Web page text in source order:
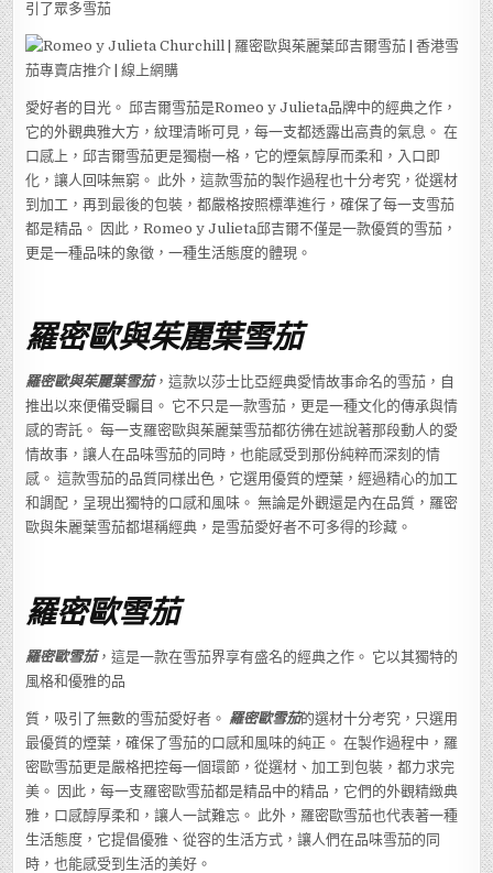
引了眾多雪茄
愛好者的目光。 邱吉爾雪茄是Romeo y Julieta品牌中的經典之作，
它的外觀典雅大方，紋理清晰可見，每一支都透露出高貴的氣息。 在
口感上，邱吉爾雪茄更是獨樹一格，它的煙氣醇厚而柔和，入口即
化，讓人回味無窮。 此外，這款雪茄的製作過程也十分考究，從選材
到加工，再到最後的包裝，都嚴格按照標準進行，確保了每一支雪茄
都是精品。 因此，Romeo y Julieta邱吉爾不僅是一款優質的雪茄，
更是一種品味的象徵，一種生活態度的體現。
羅密歐與茱麗葉雪茄
羅密歐與茱麗葉雪茄，這款以莎士比亞經典愛情故事命名的雪茄，自
推出以來便備受矚目。 它不只是一款雪茄，更是一種文化的傳承與情
感的寄託。 每一支羅密歐與茱麗葉雪茄都彷彿在述說著那段動人的愛
情故事，讓人在品味雪茄的同時，也能感受到那份純粹而深刻的情
感。 這款雪茄的品質同樣出色，它選用優質的煙葉，經過精心的加工
和調配，呈現出獨特的口感和風味。 無論是外觀還是內在品質，羅密
歐與朱麗葉雪茄都堪稱經典，是雪茄愛好者不可多得的珍藏。
羅密歐雪茄
羅密歐雪茄，這是一款在雪茄界享有盛名的經典之作。 它以其獨特的
風格和優雅的品
質，吸引了無數的雪茄愛好者。 羅密歐雪茄的選材十分考究，只選用
最優質的煙葉，確保了雪茄的口感和風味的純正。 在製作過程中，羅
密歐雪茄更是嚴格把控每一個環節，從選材、加工到包裝，都力求完
美。 因此，每一支羅密歐雪茄都是精品中的精品，它們的外觀精緻典
雅，口感醇厚柔和，讓人一試難忘。 此外，羅密歐雪茄也代表著一種
生活態度，它提倡優雅、從容的生活方式，讓人們在品味雪茄的同
時，也能感受到生活的美好。